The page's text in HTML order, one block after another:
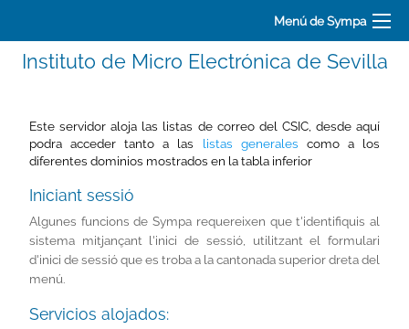
Menú de Sympa
Instituto de Micro Electrónica de Sevilla
Este servidor aloja las listas de correo del CSIC, desde aquí
podra acceder tanto a las listas generales como a los
diferentes dominios mostrados en la tabla inferior
Iniciant sessió
Algunes funcions de Sympa requereixen que t'identifiquis al
sistema mitjançant l'inici de sessió, utilitzant el formulari
d'inici de sessió que es troba a la cantonada superior dreta del
menú.
Servicios alojados: